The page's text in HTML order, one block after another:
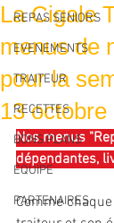
REPAS SENIORS
EVENEMENTS
TRAITEUR
RECETTES
BONS PLANS
EQUIPE
PARTENAIRES
La Cigale
menus de
pour la
13 octobre
Nos menus
dépendantes,
Comme